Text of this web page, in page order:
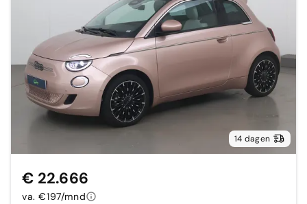
14 dagen
€ 22.666
va. €197/mnd